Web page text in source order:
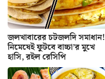
জলখাবারের চটজলদি সমাধান!
নিমেষেই ফুটবে বাচ্চা’র মুখে
হাসি, রইল রেসিপি